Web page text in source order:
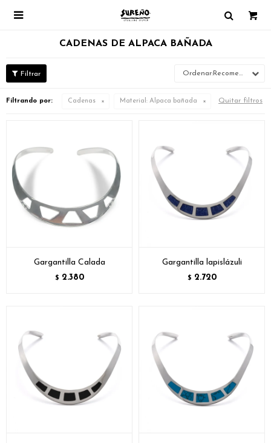

CADENAS DE ALPACA BAÑADA
Recomendados
Filtrando por: Cadenas Material: Alpaca bañada Quitar filtros
Gargantilla Calada
$ 2.380
Gargantilla lapislázuli
$ 2.720